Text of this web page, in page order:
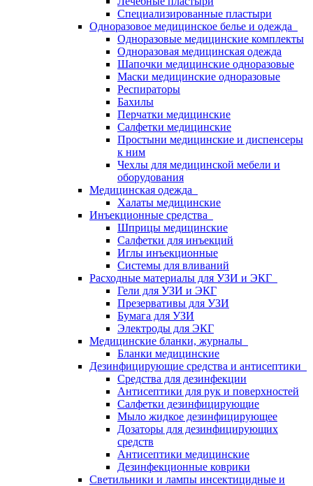
Специализированные пластыри
Одноразовое медицинское белье и одежда
Одноразовые медицинские комплекты
Одноразовая медицинская одежда
Шапочки медицинские одноразовые
Маски медицинские одноразовые
Респираторы
Бахилы
Перчатки медицинские
Салфетки медицинские
Простыни медицинские и диспенсеры
к ним
Чехлы для медицинской мебели и
оборудования
Медицинская одежда
Халаты медицинские
Инъекционные средства
Шприцы медицинские
Салфетки для инъекций
Иглы инъекционные
Системы для вливаний
Расходные материалы для УЗИ и ЭКГ
Гели для УЗИ и ЭКГ
Презервативы для УЗИ
Бумага для УЗИ
Электроды для ЭКГ
Медицинские бланки, журналы
Бланки медицинские
Дезинфицирующие средства и антисептики
Средства для дезинфекции
Антисептики для рук и поверхностей
Салфетки дезинфицирующие
Мыло жидкое дезинфицирующее
Дозаторы для дезинфицирующих
средств
Антисептики медицинские
Дезинфекционные коврики
Светильники и лампы инсектицидные и